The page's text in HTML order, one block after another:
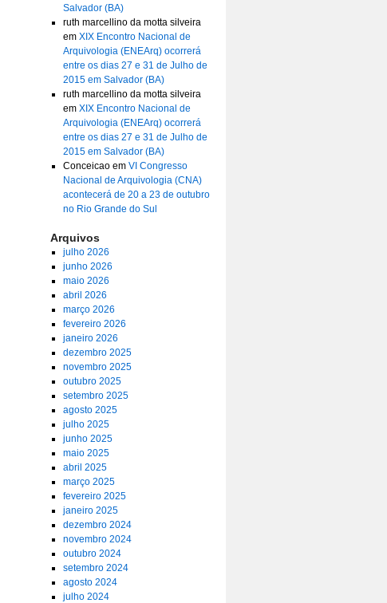
Salvador (BA)
ruth marcellino da motta silveira
em XIX Encontro Nacional de
Arquivologia (ENEArq) ocorrerá
entre os dias 27 e 31 de Julho de
2015 em Salvador (BA)
ruth marcellino da motta silveira
em XIX Encontro Nacional de
Arquivologia (ENEArq) ocorrerá
entre os dias 27 e 31 de Julho de
2015 em Salvador (BA)
Conceicaoem VI Congresso
Nacional de Arquivologia (CNA)
acontecerá de 20 a 23 de outubro
no Rio Grande do Sul
Arquivos
julho 2026
junho 2026
maio 2026
abril 2026
março 2026
fevereiro 2026
janeiro 2026
dezembro 2025
novembro 2025
outubro 2025
setembro 2025
agosto 2025
julho 2025
junho 2025
maio 2025
abril 2025
março 2025
fevereiro 2025
janeiro 2025
dezembro 2024
novembro 2024
outubro 2024
setembro 2024
agosto 2024
julho 2024